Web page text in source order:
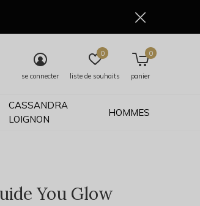
CASSANDRA
LOIGNON
HOMMES
se connecter liste de souhaits
0
panier
0
You Glow